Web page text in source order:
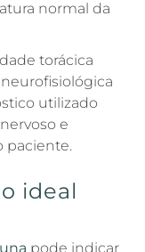
normal da
torácica
utilizado
e
paciente.
ideal
pode indicar